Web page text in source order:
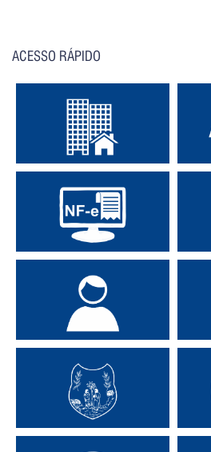
ACESSO RÁPIDO
Consulte Iptu On-Line
Nota Fiscal Eletrônica
Portal do Servidor
Secretarias Municipais